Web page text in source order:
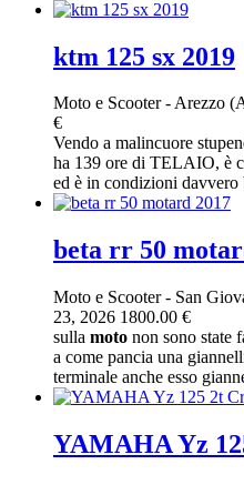
ktm 125 sx 2019
Moto e Scooter-Arezzo
€
Vendo a malincuore
ha 139 ore di TELAIO, è
ed è in condizioni davvero
beta rr 50
Moto e Scooter- San
23, 2026 1800.00 €
sulla moto non sono state
a come pancia una
terminale anche esso
YAMAHA Yz